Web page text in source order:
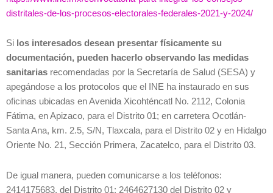
distritales-de-los-procesos-electorales-federales-2021-y-2024/
Si los interesados desean presentar físicamente su
documentación, pueden hacerlo observando las medidas
sanitarias recomendadas por la Secretaría de Salud (SESA) y
apegándose a los protocolos que el INE ha instaurado en sus
oficinas ubicadas en Avenida Xicohténcatl No. 2112, Colonia
Fátima, en Apizaco, para el Distrito 01; en carretera Ocotlán-
Santa Ana, km. 2.5, S/N, Tlaxcala, para el Distrito 02 y en Hidalgo
Oriente No. 21, Sección Primera, Zacatelco, para el Distrito 03.
De igual manera, pueden comunicarse a los teléfonos:
2414175683, del Distrito 01; 2464627130 del Distrito 02 y